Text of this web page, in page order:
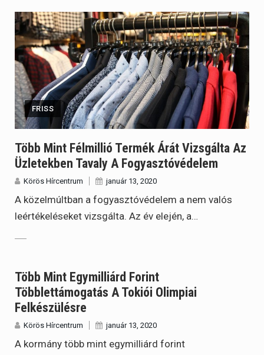
FRISS
Több Mint Félmillió Termék Árát Vizsgálta Az
Üzletekben Tavaly A Fogyasztóvédelem
Körös Hírcentrum január 13, 2020
A közelmúltban a fogyasztóvédelem a nem valós
leértékeléseket vizsgálta. Az év elején, a…
Több Mint Egymilliárd Forint
Többlettámogatás A Tokiói Olimpiai
Felkészülésre
Körös Hírcentrum január 13, 2020
A kormány több mint egymilliárd forint